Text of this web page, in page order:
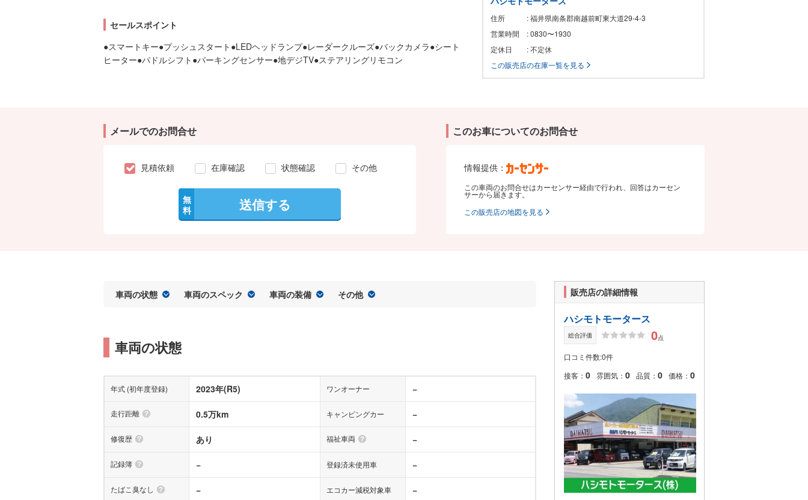
セールスポイント
●スマートキー●プッシュスタート●LEDヘッドランプ●レーダークルーズ●バックカメラ●シート
ヒーター●パドルシフト●パーキングセンサー●地デジTV●ステアリングリモコン
住所
: 福井県南条郡南越前町東大道29-4-3
営業時間
: 0830〜1930
定休日
: 不定休
この販売店の在庫一覧を見る
メールでのお問合せ
見積依頼 在庫確認 状態確認 その他
無
料
送信する
このお車についてのお問合せ
情報提供：
この車両のお問合せはカーセンサー経由で行われ、回答はカーセン
サーから届きます。
この販売店の地図を見る
車両の状態 車両のスペック 車両の装備 その他
車両の状態
年式 (初年度登録) 2023年(R5) ワンオーナー −
走行距離 0.5万km キャンピングカー −
修復歴 あり 福祉車両 −
記録簿 − 登録済未使用車 −
たばこ臭なし − エコカー減税対象車 −
販売店の詳細情報
ハシモトモータース
総合評価 0点
口コミ件数:0件
接客： 0 雰囲気： 0 品質： 0 価格： 0